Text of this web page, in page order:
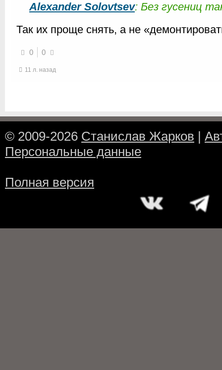
Alexander Solovtsev: Без гусениц
Так их проще снять, а не
0 0
11 л. назад
© 2009-2026 Станислав Жарков |
Персональные данные
Полная версия